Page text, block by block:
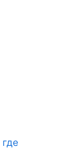
где